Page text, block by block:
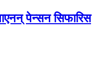
पेन्सन सिफारिस